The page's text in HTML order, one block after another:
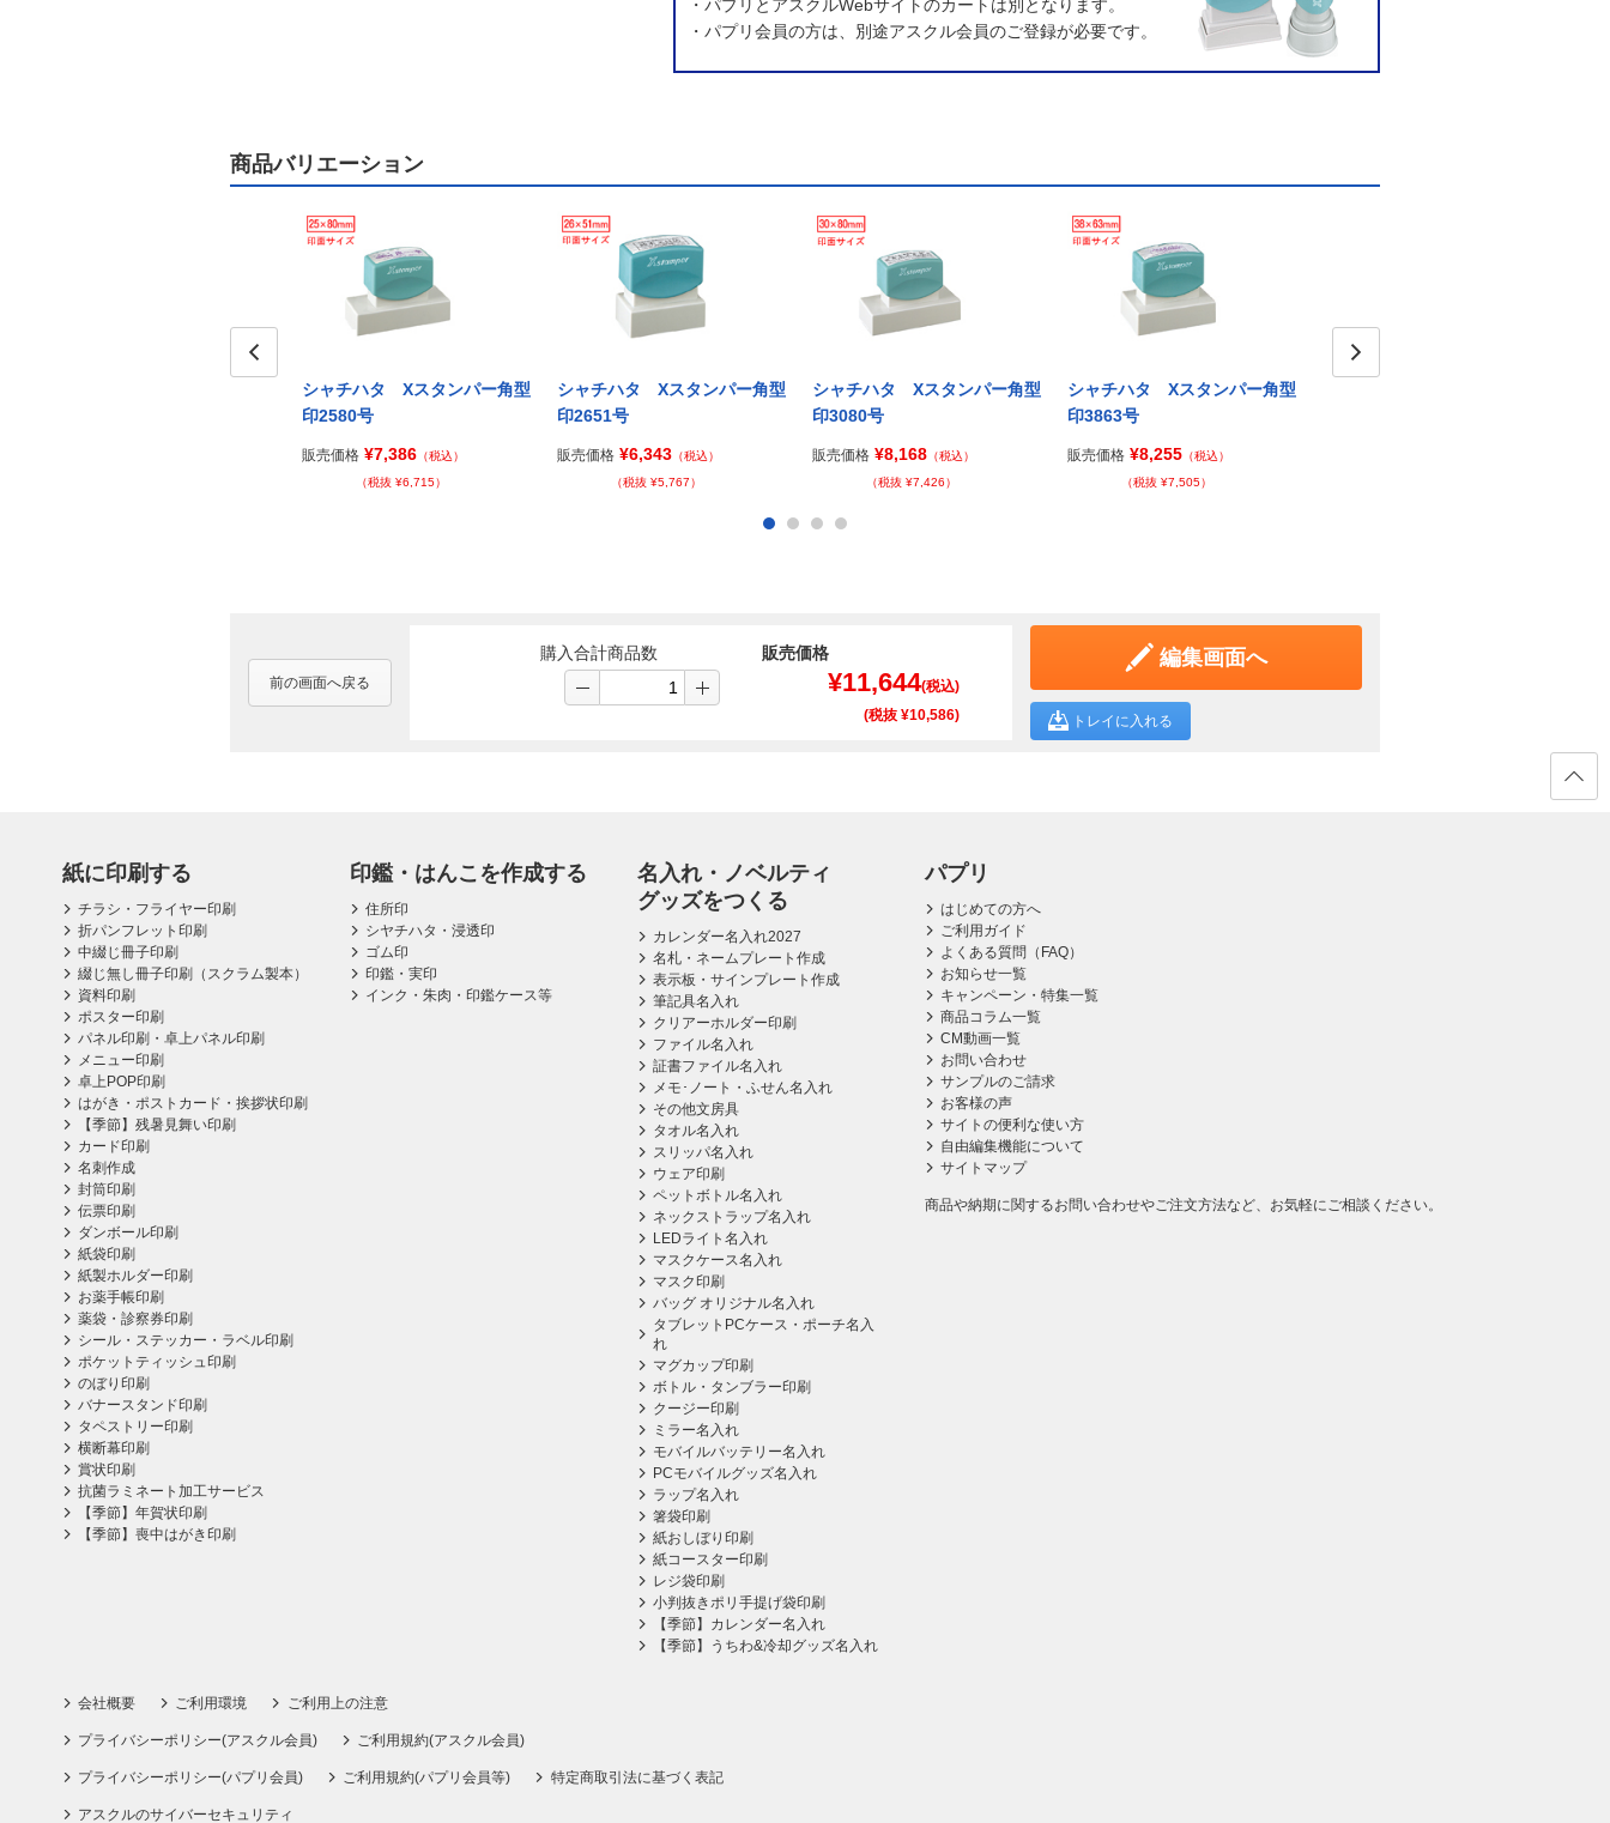
・パプリとアスクルWebサイトのカートは別となります。
・パプリ会員の方は、別途アスクル会員のご登録が必要です。
商品バリエーション
シャチハタ Xスタンパー角型
印2580号
販売価格 ¥7,386 （税込）
（税抜 ¥6,715）
シャチハタ Xスタンパー角型
印2651号
販売価格 ¥6,343 （税込）
（税抜 ¥5,767）
シャチハタ Xスタンパー角型
印3080号
販売価格 ¥8,168 （税込）
（税抜 ¥7,426）
シャチハタ Xスタンパー角型
印3863号
販売価格 ¥8,255 （税込）
（税抜 ¥7,505）
前の画面へ戻る
購入合計商品数 販売価格
¥11,644(税込)
(税抜 ¥10,586)
編集画面へ
トレイに入れる
紙に印刷する
チラシ・フライヤー印刷
折パンフレット印刷
中綴じ冊子印刷
綴じ無し冊子印刷（スクラム製本）
資料印刷
ポスター印刷
パネル印刷・卓上パネル印刷
メニュー印刷
卓上POP印刷
はがき・ポストカード・挨拶状印刷
【季節】残暑見舞い印刷
カード印刷
名刺作成
封筒印刷
伝票印刷
ダンボール印刷
紙袋印刷
紙製ホルダー印刷
お薬手帳印刷
薬袋・診察券印刷
シール・ステッカー・ラベル印刷
ポケットティッシュ印刷
のぼり印刷
バナースタンド印刷
タペストリー印刷
横断幕印刷
賞状印刷
抗菌ラミネート加工サービス
【季節】年賀状印刷
【季節】喪中はがき印刷
印鑑・はんこを作成する
住所印
シヤチハタ・浸透印
ゴム印
印鑑・実印
インク・朱肉・印鑑ケース等
名入れ・ノベルティ
グッズをつくる
カレンダー名入れ2027
名札・ネームプレート作成
表示板・サインプレート作成
筆記具名入れ
クリアーホルダー印刷
ファイル名入れ
証書ファイル名入れ
メモ･ノート・ふせん名入れ
その他文房具
タオル名入れ
スリッパ名入れ
ウェア印刷
ペットボトル名入れ
ネックストラップ名入れ
LEDライト名入れ
マスクケース名入れ
マスク印刷
バッグ オリジナル名入れ
タブレットPCケース・ポーチ名入
れ
マグカップ印刷
ボトル・タンブラー印刷
クージー印刷
ミラー名入れ
モバイルバッテリー名入れ
PCモバイルグッズ名入れ
ラップ名入れ
箸袋印刷
紙おしぼり印刷
紙コースター印刷
レジ袋印刷
小判抜きポリ手提げ袋印刷
【季節】カレンダー名入れ
【季節】うちわ&冷却グッズ名入れ
パプリ
はじめての方へ
ご利用ガイド
よくある質問（FAQ）
お知らせ一覧
キャンペーン・特集一覧
商品コラム一覧
CM動画一覧
お問い合わせ
サンプルのご請求
お客様の声
サイトの便利な使い方
自由編集機能について
サイトマップ
商品や納期に関するお問い合わせやご注文方法など、お気軽にご相談ください。
会社概要 ご利用環境 ご利用上の注意
プライバシーポリシー(アスクル会員) ご利用規約(アスクル会員)
プライバシーポリシー(パプリ会員) ご利用規約(パプリ会員等) 特定商取引法に基づく表記
アスクルのサイバーセキュリティ